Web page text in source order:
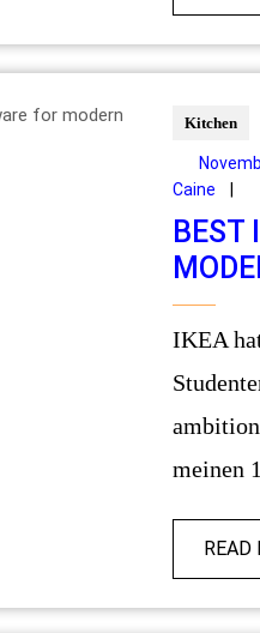
Kitchen
Caine
BEST
IKEA hat sich längst von einfachen
meinen
READ